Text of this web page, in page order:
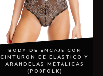
BODY DE ENCAJE CON
CINTURON DE ELASTICO Y
ARANDELAS METALICAS
(PO0FOLK)